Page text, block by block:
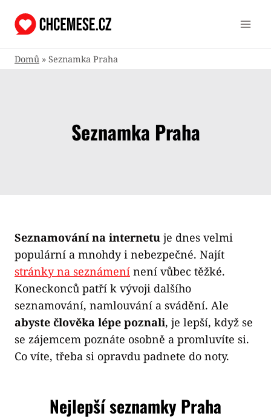
Domů » Seznamka Praha
Seznamka Praha
Seznamování na internetu je dnes velmi
populární a mnohdy i nebezpečné. Najít
stránky na seznámení není vůbec těžké.
Koneckonců patří k vývoji dalšího
seznamování, namlouvání a svádění. Ale
abyste člověka lépe poznali, je lepší, když se
se zájemcem poznáte osobně a promluvíte si.
Co víte, třeba si opravdu padnete do noty.
Nejlepší seznamky Praha